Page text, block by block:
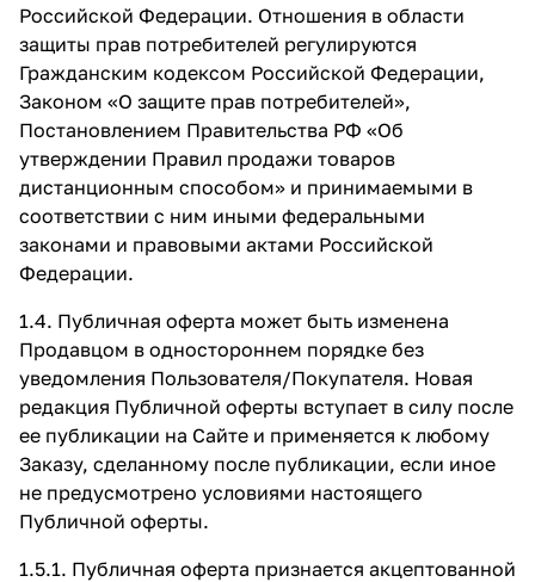
Российской Федерации. Отношения в области
защиты прав потребителей регулируются
Гражданским кодексом Российской Федерации,
Законом «О защите прав потребителей»,
Постановлением Правительства РФ «Об
утверждении Правил продажи товаров
дистанционным способом» и принимаемыми в
соответствии с ним иными федеральными
законами и правовыми актами Российской
Федерации.
1.4. Публичная оферта может быть изменена
Продавцом в одностороннем порядке без
уведомления Пользователя/Покупателя. Новая
редакция Публичной оферты вступает в силу после
ее публикации на Сайте и применяется к любому
Заказу, сделанному после публикации, если иное
не предусмотрено условиями настоящего
Публичной оферты.
1.5.1. Публичная оферта признается акцептованной